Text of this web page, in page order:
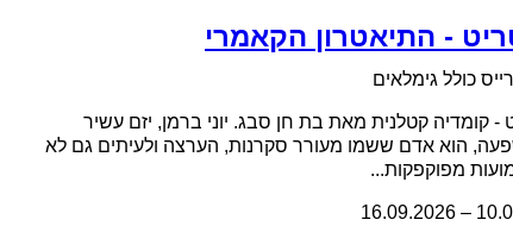
- התיאטרון הקאמרי
כולל גימלאים
- קומדיה קטלנית מאת בת חן סבג. יוני ברמן, יזם עשיר
הוא אדם ששמו מעורר סקרנות, הערצה ולעיתים גם לא
מפוקפקות...
–
16.09.2026